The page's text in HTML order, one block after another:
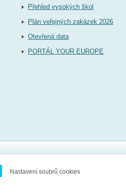
Přehled vysokých škol
Plán veřejných zakázek 2026
Otevřená data
PORTÁL YOUR EUROPE
Nastavení soubrů cookies